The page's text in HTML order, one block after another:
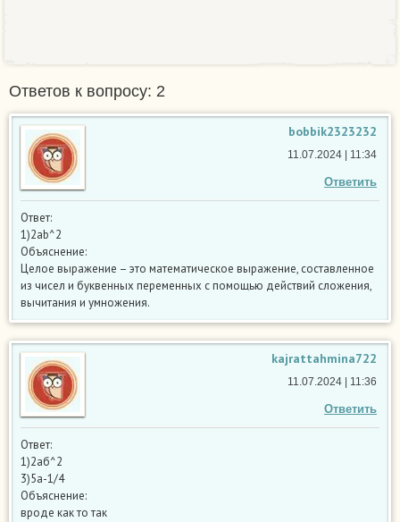
Ответов к вопросу: 2
bobbik2323232
Ответить
11.07.2024 | 11:34
Ответ:
1)2ab^2
Объяснение:
Целое выражение – это математическое выражение, составленное
из чисел и буквенных переменных с помощью действий сложения,
вычитания и умножения.
kajrattahmina722
Ответить
11.07.2024 | 11:36
Ответ:
1)2аб^2
3)5а-1/4
Объяснение:
вроде как то так